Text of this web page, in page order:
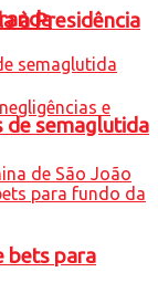
à Presidência
de semaglutida
bets para